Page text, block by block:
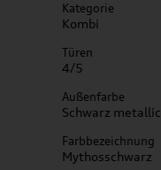
Kategorie
Kombi
Türen
4/5
Außenfarbe
Schwarz metallic
Farbbezeichnung
Mythosschwarz